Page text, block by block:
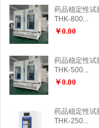
药品稳定性试
THK-800...
￥0.00
药品稳定性试
THK-500...
￥0.00
药品稳定性试
THK-250...